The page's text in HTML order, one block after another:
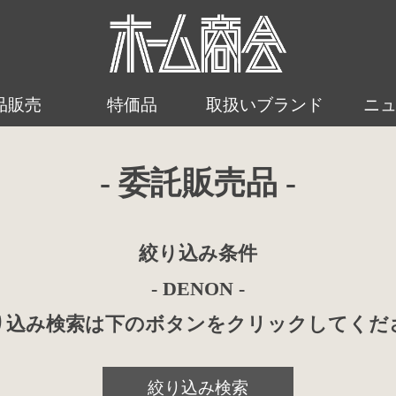
販売 特価品 取扱いブランド ニ
- 委託販売品 -
絞り込み条件
- DENON -
込み検索は下のボタンをクリックしてくだ
絞り込み検索